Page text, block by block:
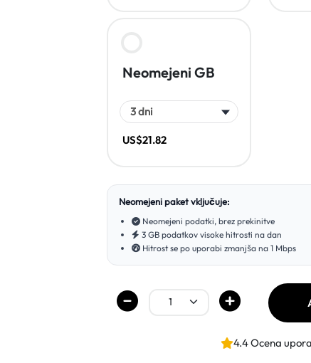
Neomejeni GB
US$21.82
Neomejeni paket vključuje:
Neomejeni podatki, brez prekinitve
3 GB podatkov visoke hitrosti na dan
Hitrost se po uporabi zmanjša na 1 Mbps
4.4 Ocena